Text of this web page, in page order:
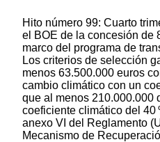
Hito número 99: Cuarto
el BOE de la concesión de
marco del programa de
Los criterios de selección
menos 63.500.000 euros
cambio climático con un
que al menos 210.000.000
coeficiente climático del 40
anexo VI del Reglamento
Mecanismo de